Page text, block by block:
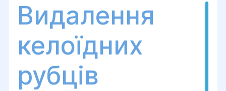
Видалення
келоїдних
рубців